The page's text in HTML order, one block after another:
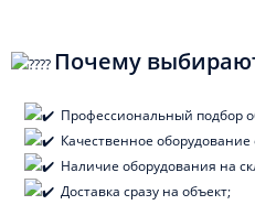
Почему
Профессиональный подбор
Качественное
Наличие оборудования на
Доставка сразу на объект;